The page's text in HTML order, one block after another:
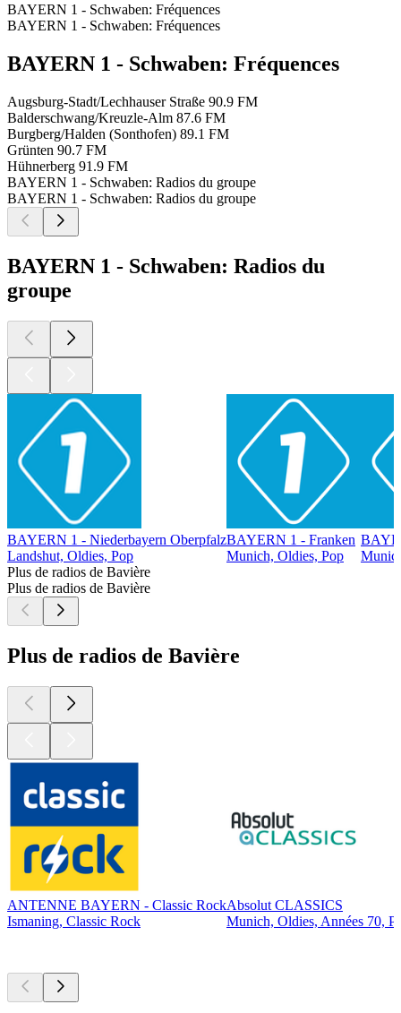
BAYERN 1 - Schwaben: Fréquences
BAYERN 1 - Schwaben: Fréquences
BAYERN 1 - Schwaben: Fréquences
Augsburg-Stadt/Lechhauser Straße 90.9 FM
Balderschwang/Kreuzle-Alm 87.6 FM
Burgberg/Halden (Sonthofen) 89.1 FM
Grünten 90.7 FM
Hühnerberg 91.9 FM
BAYERN 1 - Schwaben: Radios du groupe
BAYERN 1 - Schwaben: Radios du groupe
BAYERN 1 - Schwaben: Radios du
groupe
BAYERN 1 - Niederbayern Oberpfalz
Landshut, Oldies, Pop
BAYERN 1 - Franken
Munich, Oldies, Pop
Plus de radios de Bavière
Plus de radios de Bavière
Plus de radios de Bavière
ANTENNE BAYERN - Classic Rock
Ismaning, Classic Rock
Absolut CLASSICS
Munich, Oldies, Années 70,